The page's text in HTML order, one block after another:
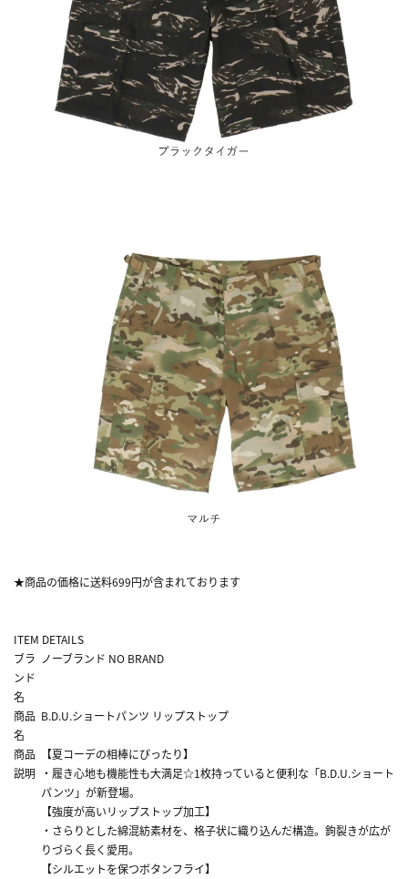
★商品の価格に送料699円が含まれております
ITEM DETAILS
ブラ
ンド
名
ノーブランド NO BRAND
商品
名
B.D.U.ショートパンツ リップストップ
商品
説明
【夏コーデの相棒にぴったり】
・履き心地も機能性も大満足☆1枚持っていると便利な「B.D.U.ショート
パンツ」が新登場。
【強度が高いリップストップ加工】
・さらりとした綿混紡素材を、格子状に織り込んだ構造。鉤裂きが広が
りづらく長く愛用。
【シルエットを保つボタンフライ】